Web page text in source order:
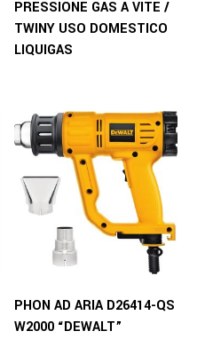
PRESSIONE GAS A VITE /
TWINY USO DOMESTICO
LIQUIGAS
PHON AD ARIA D26414-QS
W2000 “DEWALT”